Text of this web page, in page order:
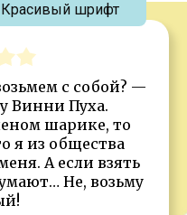
с собой? —
Винни Пуха.
шарике, то
я из общества
А если взять
Не, возьму
Красивый шрифт